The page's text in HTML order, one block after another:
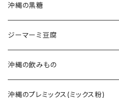
ラフテー(三枚肉)
軟骨ソーキ
てびち(豚足)
じゅーしぃ(沖縄の炊き込みご飯)
生麺・乾麺
沖縄そばだし
三枚肉そば(ラフテー)
ソーキそば
沖縄の黒糖
純黒糖
黒糖ナッツ
黒糖菓子
ジーマーミ豆腐
沖縄の飲みもの
さんぴん茶
沖縄のプレミックス(ミックス粉)